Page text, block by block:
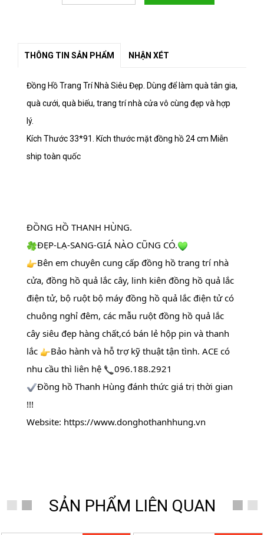
THÔNG TIN SẢN PHẨM NHẬN XÉT
Đồng Hồ Trang Trí Nhà Siêu Đẹp. Dùng để làm quà tân gia,
quà cưới, quà biếu, trang trí nhà cửa vô cùng đẹp và hợp
lý.
Kích Thước 33*91. Kích thước mặt đồng hồ 24 cm Miễn
ship toàn quốc
ĐỒNG HỒ THANH HÙNG.
ĐẸP-LẠ-SANG-GIÁ NÀO CŨNG CÓ.
Bên em chuyên cung cấp đồng hồ trang trí nhà
cửa, đồng hồ quả lắc cây, linh kiên đồng hồ quả lắc
điện tử, bộ ruột bộ máy đồng hồ quả lắc điện tử có
chuông nghỉ đêm, các mẫu ruột đồng hồ quả lắc
cây siêu đẹp hàng chất,có bán lẻ hộp pin và thanh
lắc
Bảo hành và hỗ trợ kỹ thuật tận tình. ACE có
nhu cầu thì liên hệ
096.188.2921
Đồng hồ Thanh Hùng đánh thức giá trị thời gian
!!!
Website: https://www.donghothanhhung.vn
SẢN PHẨM LIÊN QUAN